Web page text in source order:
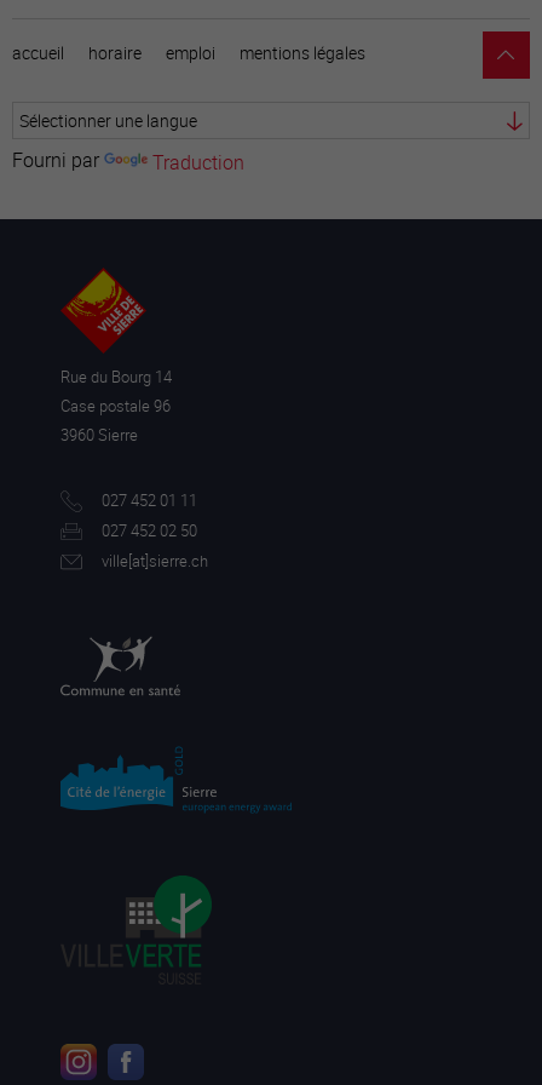
accueil horaire emploi mentions légales
Fourni par Traduction
Rue du Bourg 14
Case postale 96
3960 Sierre
027 452 01 11
027 452 02 50
ville[at]sierre.ch